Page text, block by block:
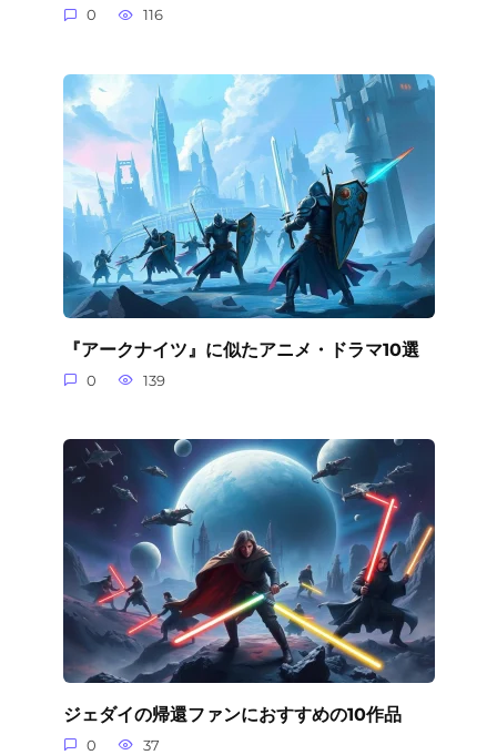
0 116
『アークナイツ』に似たアニメ・ドラマ10選
0 139
ジェダイの帰還ファンにおすすめの10作品
0 37